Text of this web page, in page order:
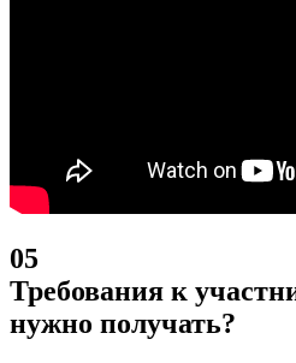
05
Требования к
нужно получать?